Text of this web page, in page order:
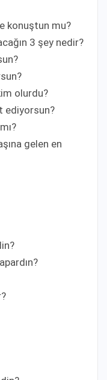
konuştun mu?
3 şey nedir?
olurdu?
ediyorsun?
gelen en